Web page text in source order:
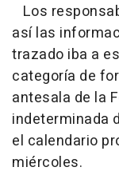
Los
así las
trazado iba a
categoría de
antesala de la
indeterminada
el calendario
miércoles.